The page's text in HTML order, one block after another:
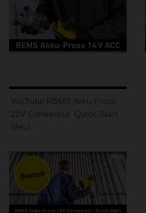
YouTube REMS Akku-Press
22V Connected  Quick-Start
(deu)